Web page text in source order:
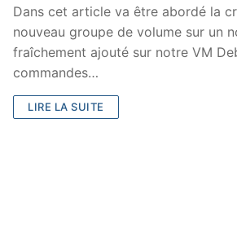
Dans cet article va être abordé la
nouveau groupe de volume sur un
fraîchement ajouté sur notre VM
commandes…
LIRE LA SUITE